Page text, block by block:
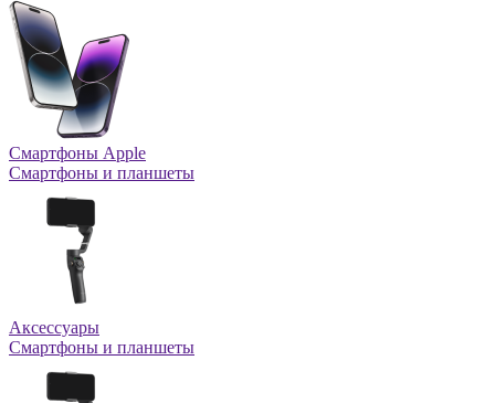
Смартфоны Apple
Смартфоны и планшеты
Аксессуары
Смартфоны и планшеты